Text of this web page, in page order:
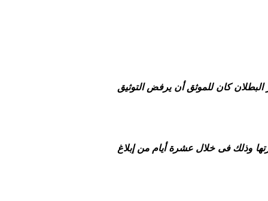
البطلان كان للموثق أن يرفض التوثيق
وذلك فى خلال عشرة أيام من إبلاغ